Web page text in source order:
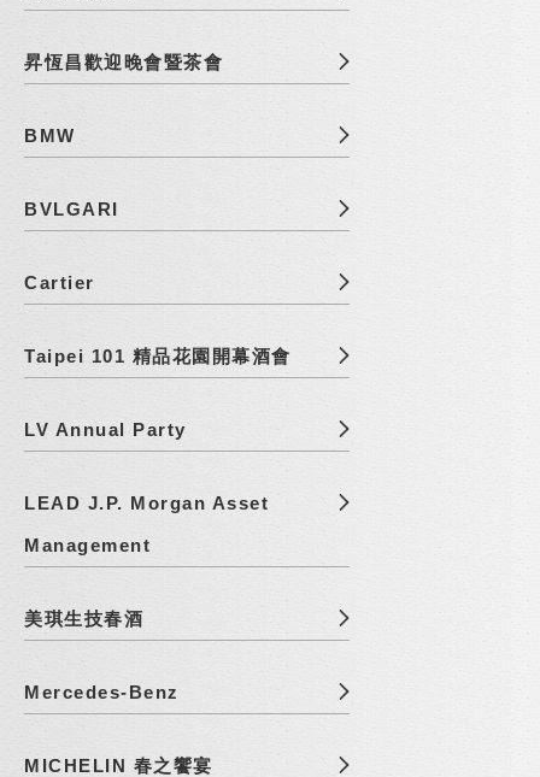
昇恆昌歡迎晚會暨茶會
BMW
BVLGARI
Cartier
Taipei 101 精品花園開幕酒會
LV Annual Party
LEAD J.P. Morgan Asset
Management
美琪生技春酒
Mercedes-Benz
MICHELIN 春之饗宴